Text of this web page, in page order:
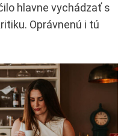
hlavne vychádzať s
Oprávnenú i tú